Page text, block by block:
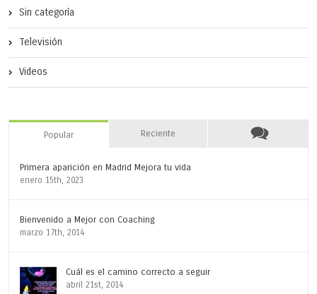
Sin categoría
Televisión
Videos
Popular Reciente
Primera aparición en Madrid Mejora tu vida
enero 15th, 2023
Bienvenido a Mejor con Coaching
marzo 17th, 2014
Cuál es el camino correcto a seguir
abril 21st, 2014